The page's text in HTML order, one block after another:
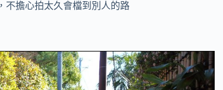
不擔心拍太久會檔到別人的路